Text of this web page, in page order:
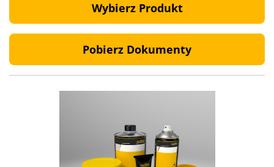
Wybierz Produkt
Pobierz Dokumenty